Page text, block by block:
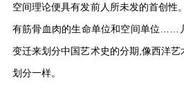
空间理论便具有发前人所未发的首创性
有筋骨血肉的生命单位和空间单位……
变迁来划分中国艺术史的分期,像西洋
划分一样。